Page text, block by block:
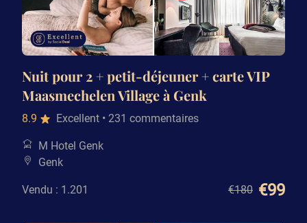
Nuit pour 2 + petit-déjeuner + carte VIP
Maasmechelen Village à Genk
8.9 Excellent • 231 commentaires
M Hotel Genk
Genk
Vendu : 1.201 €180 €99